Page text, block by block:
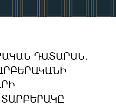
ԴԱՏԱՐԱՆ.